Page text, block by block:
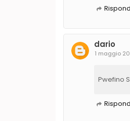
dario
1 maggio
Pwefino